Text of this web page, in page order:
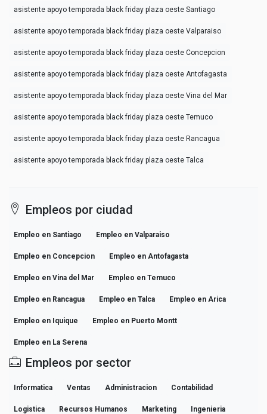
asistente apoyo temporada black friday plaza oeste Santiago
asistente apoyo temporada black friday plaza oeste Valparaiso
asistente apoyo temporada black friday plaza oeste Concepcion
asistente apoyo temporada black friday plaza oeste Antofagasta
asistente apoyo temporada black friday plaza oeste Vina del Mar
asistente apoyo temporada black friday plaza oeste Temuco
asistente apoyo temporada black friday plaza oeste Rancagua
asistente apoyo temporada black friday plaza oeste Talca
Empleos por ciudad
Empleo en Santiago Empleo en Valparaiso
Empleo en Concepcion Empleo en Antofagasta
Empleo en Vina del Mar Empleo en Temuco
Empleo en Rancagua Empleo en Talca Empleo en Arica
Empleo en Iquique Empleo en Puerto Montt
Empleo en La Serena
Empleos por sector
Informatica Ventas Administracion Contabilidad
Logistica Recursos Humanos Marketing Ingenieria